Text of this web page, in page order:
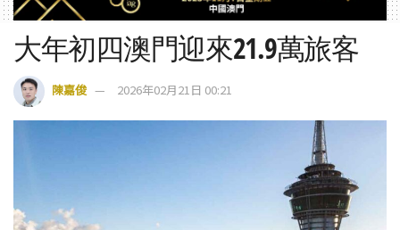
大年初四澳門迎來21.9萬旅客
陳嘉俊 2026年02月21日 00:21